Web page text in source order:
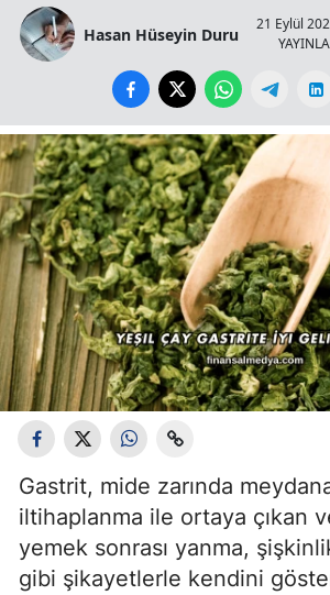
Hasan Hüseyin Duru
21 Eylül
Gastrit, mide zarında
iltihaplanma ile ortaya çıkan
yemek sonrası yanma,
gibi şikayetlerle kendini